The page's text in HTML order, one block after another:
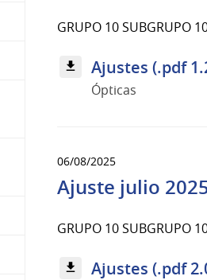
GRUPO 10 SUBGRUPO
Ajustes (.pdf
Ópticas
06/08/2025
Ajuste julio
GRUPO 10 SUBGRUPO
Ajustes (.pdf